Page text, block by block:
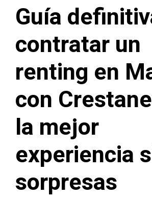
Guía
contratar un
renting en
con
la mejor
experiencia
sorpresas